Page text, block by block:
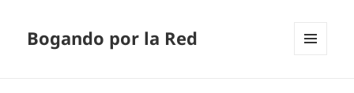
Bogando por la Red